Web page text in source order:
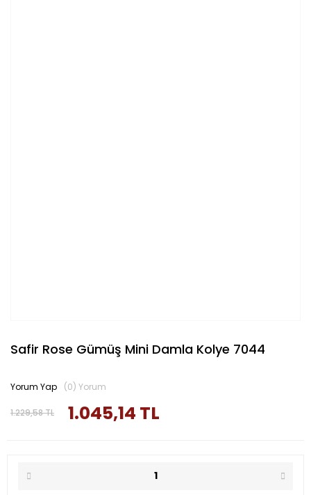
Safir Rose Gümüş Mini Damla Kolye 7044
1.229,58 TL 1.045,14 TL
Yorum Yap (0) Yorum